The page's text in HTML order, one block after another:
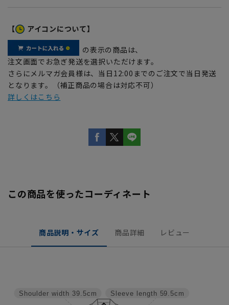
【 アイコンについて】
の表示の商品は、
注文画面でお急ぎ発送を選択いただけます。
さらにメルマガ会員様は、当日12:00までのご注文で当日発送
となります。（補正商品の場合は対応不可）
詳しくはこちら
この商品を使ったコーディネート
商品説明・サイズ 商品詳細 レビュー
Sleeve length 59.5cm
Shoulder width 39.5cm